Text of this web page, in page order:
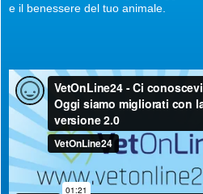
e il benessere del tuo animale.
L’emangiosarcoma nel cane
17/03/2020